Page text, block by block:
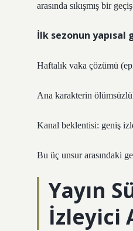
arasında sıkışmış bir
İlk sezonun yapısal
Haftalık vaka çözümü
Ana karakterin
Kanal beklentisi: geniş
Bu üç unsur arasındaki
Yayın
İzleyici